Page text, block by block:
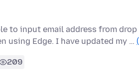
to input email address from
using Edge. I have updated my …
209